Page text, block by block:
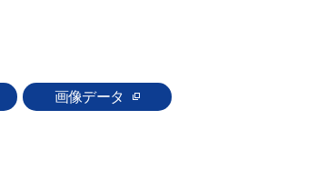
画像データ